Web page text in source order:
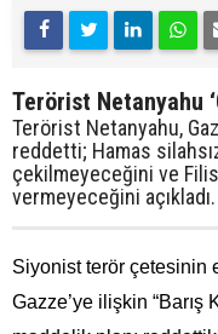
Terörist Netanyahu
Terörist Netanyahu,
reddetti; Hamas
çekilmeyeceğini ve
vermeyeceğini açıkladı.
Siyonist terör çetesinin
Gazze’ye ilişkin “Barış